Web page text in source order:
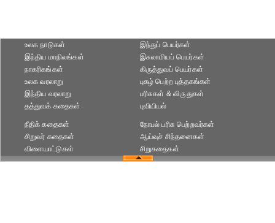
உலக நாடுகள்
இந்திய மாநிலங்கள்
நாகரிகங்கள்
இந்துப் பெயர்கள்
இசுலாமியப் பெயர்கள்
கிருத்துவப் பெயர்கள்
உலக வரலாறு
இந்திய வரலாறு
தத்துவக் கதைகள்
புகழ் பெற்ற புத்தகங்கள்
பரிசுகள் & விருதுகள்
புவியியல்
நீதிக் கதைகள்
சிறுவர் கதைகள்
விளையாட்டுகள்
நோபல் பரிசு‎ பெற்றவர்‎கள்
ஆய்வுச் சிந்தனைகள்
சிறுகதைகள்